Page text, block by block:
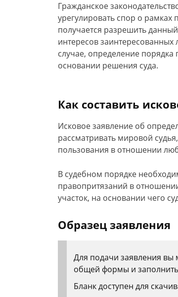
Гражданское
урегулировать спор о
получается разрешить
интересов заинтересованных
случае, определение
основании решения суда.
Как составить
Исковое заявление об
рассматривать мировой
пользования в отношении
В судебном порядке
правопритязаний в
участок, на основании чего
Образец заявления
Для подачи заявления вы
общей формы и
Бланк доступен для